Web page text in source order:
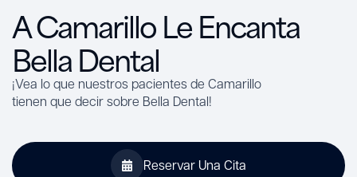
A Camarillo Le Encanta
Bella Dental
¡Vea lo que nuestros pacientes de Camarillo
tienen que decir sobre Bella Dental!
Reservar Una Cita